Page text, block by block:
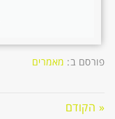
פורסם ב: מאמרים
« הקודם